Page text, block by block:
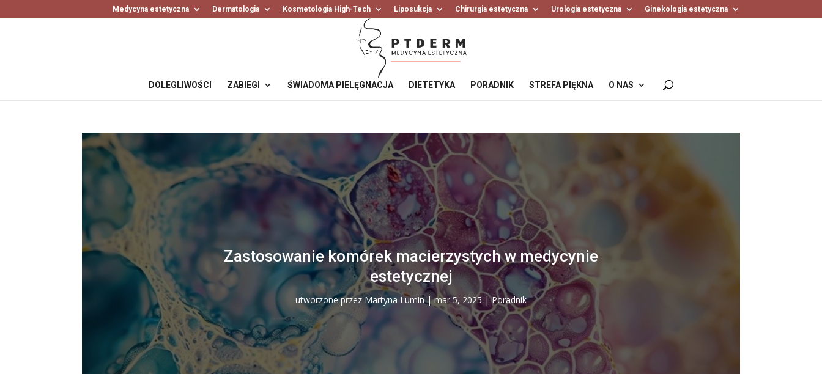
Medycyna estetyczna Dermatologia Kosmetologia High-Tech Liposukcja Chirurgia estetyczna Urologia estetyczna Ginekologia estetyczna
DOLEGLIWOŚCI ZABIEGI ŚWIADOMA PIELĘGNACJA DIETETYKA PORADNIK STREFA PIĘKNA O NAS
Zastosowanie komórek macierzystych w medycynie
estetycznej
utworzone przezMartyna Lumin|mar 5, 2025 |Poradnik